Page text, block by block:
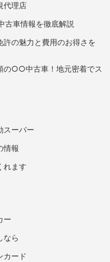
代理店
古車情報を徹底解説
の魅力と費用のお得さを
の○○中古車！地元密着でス
スーパー
情報
れます
ー
なら
カード